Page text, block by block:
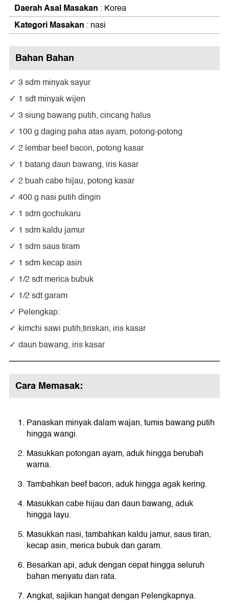
Daerah Asal Masakan : Korea
Kategori Masakan : nasi
Bahan Bahan
3 sdm minyak sayur
1 sdt minyak wijen
3 siung bawang putih, cincang halus
100 g daging paha atas ayam, potong-potong
2 lembar beef bacon, potong kasar
1 batang daun bawang, iris kasar
2 buah cabe hijau, potong kasar
400 g nasi putih dingin
1 sdm gochukaru
1 sdm kaldu jamur
1 sdm saus tiram
1 sdm kecap asin
1/2 sdt merica bubuk
1/2 sdt garam
Pelengkap:
kimchi sawi putih,tiriskan, iris kasar
daun bawang, iris kasar
Cara Memasak:
Panaskan minyak dalam wajan, tumis bawang putih
hingga wangi.
Masukkan potongan ayam, aduk hingga berubah
warna.
Tambahkan beef bacon, aduk hingga agak kering.
Masukkan cabe hijau dan daun bawang, aduk
hingga layu.
Masukkan nasi, tambahkan kaldu jamur, saus tiran,
kecap asin, merica bubuk dan garam.
Besarkan api, aduk dengan cepat hingga seluruh
bahan menyatu dan rata.
Angkat, sajikan hangat dengan Pelengkapnya.